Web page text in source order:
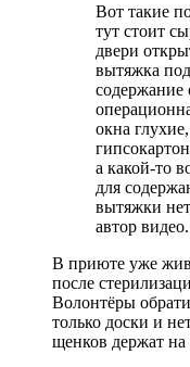
Вот такие
тут стоит
двери
вытяжка
содержание
окна
а какой-то
для
вытяжки
автор видео.
В приюте уже
после
Волонтёры
только доски и
щенков держат на